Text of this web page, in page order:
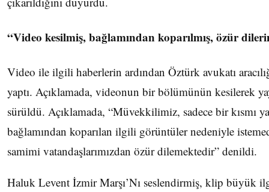
“Video kesilmiş, bağlamından koparılmış, özür
Video ile ilgili haberlerin ardından Öztürk avukatı
yaptı. Açıklamada, videonun bir bölümünün kesilerek
sürüldü. Açıklamada, “Müvekkilimiz, sadece bir kısmı
bağlamından koparılan ilgili görüntüler nedeniyle
samimi vatandaşlarımızdan özür dilemektedir” denildi.
Haluk Levent İzmir Marşı’Nı seslendirmiş, klip büyük